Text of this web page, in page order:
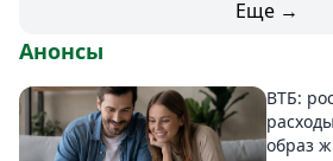
Еще →
Анонсы
ВТБ:
образ